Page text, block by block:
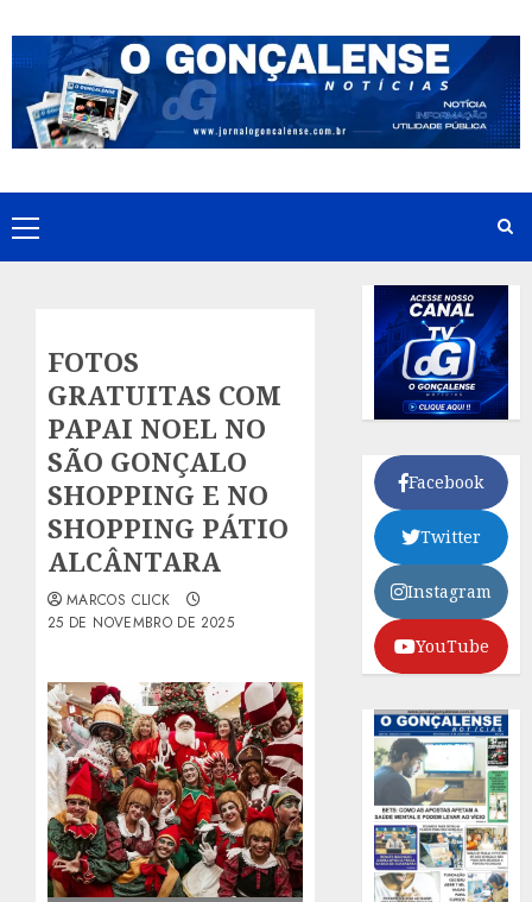
to
content
Primary
Menu
FOTOS
GRATUITAS COM
PAPAI NOEL NO
SÃO GONÇALO
SHOPPING E NO
SHOPPING PÁTIO
ALCÂNTARA
MARCOS CLICK
25 DE NOVEMBRO DE 2025
Facebook
Twitter
Instagram
YouTube